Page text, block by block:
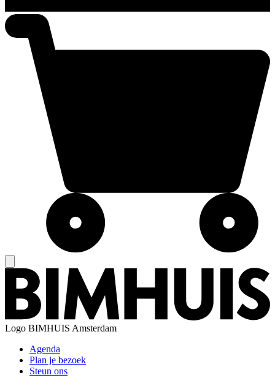
Logo BIMHUIS Amsterdam
Agenda
Plan je bezoek
Steun ons